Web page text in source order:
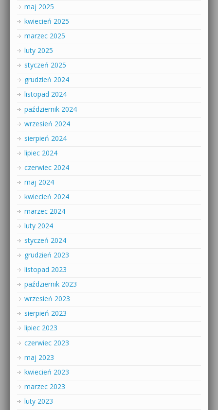
maj 2025
kwiecień 2025
marzec 2025
luty 2025
styczeń 2025
grudzień 2024
listopad 2024
październik 2024
wrzesień 2024
sierpień 2024
lipiec 2024
czerwiec 2024
maj 2024
kwiecień 2024
marzec 2024
luty 2024
styczeń 2024
grudzień 2023
listopad 2023
październik 2023
wrzesień 2023
sierpień 2023
lipiec 2023
czerwiec 2023
maj 2023
kwiecień 2023
marzec 2023
luty 2023